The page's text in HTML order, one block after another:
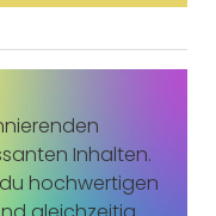
Inhalten.
hochwertigen